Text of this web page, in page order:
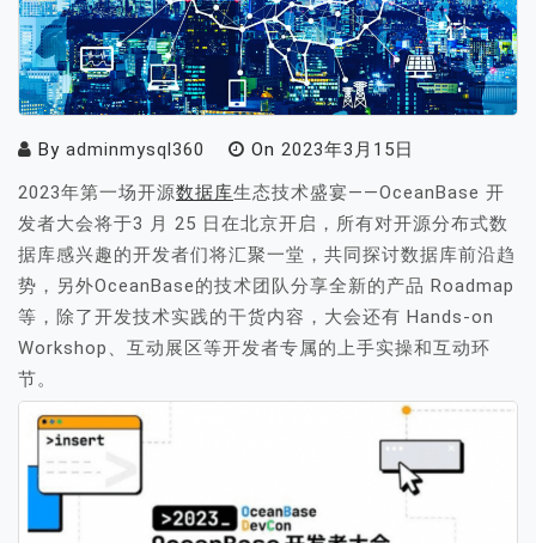
By adminmysql360 On 2023年3月15日
2023年第一场开源数据库生态技术盛宴——OceanBase 开
发者大会将于3 月 25 日在北京开启，所有对开源分布式数
据库感兴趣的开发者们将汇聚一堂，共同探讨数据库前沿趋
势，另外OceanBase的技术团队分享全新的产品 Roadmap
等，除了开发技术实践的干货内容，大会还有 Hands-on
Workshop、互动展区等开发者专属的上手实操和互动环
节。